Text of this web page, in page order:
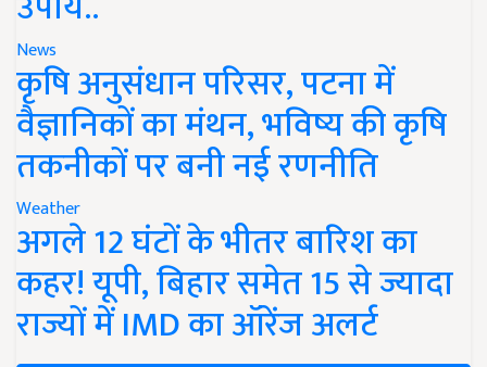
News
कृषि अनुसंधान परिसर, पटना में
वैज्ञानिकों का मंथन, भविष्य की कृषि
तकनीकों पर बनी नई रणनीति
Weather
अगले 12 घंटों के भीतर बारिश का
कहर! यूपी, बिहार समेत 15 से ज्यादा
राज्यों में IMD का ऑरेंज अलर्ट